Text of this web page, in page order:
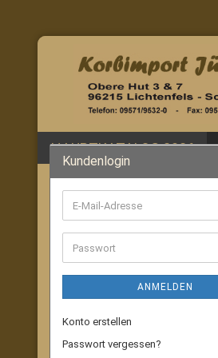
HAUPTKATALOG 2026
Kundenlogin
E-
Mail-
Adresse
Passwort
ANMELDEN
Konto erstellen
Passwort vergessen?